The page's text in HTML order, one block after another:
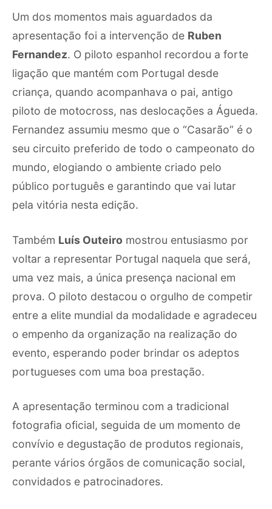
Um dos momentos mais aguardados da
apresentação foi a intervenção de Ruben
Fernandez. O piloto espanhol recordou a forte
ligação que mantém com Portugal desde
criança, quando acompanhava o pai, antigo
piloto de motocross, nas deslocações a Águeda.
Fernandez assumiu mesmo que o “Casarão” é o
seu circuito preferido de todo o campeonato do
mundo, elogiando o ambiente criado pelo
público português e garantindo que vai lutar
pela vitória nesta edição.
Também Luís Outeiro mostrou entusiasmo por
voltar a representar Portugal naquela que será,
uma vez mais, a única presença nacional em
prova. O piloto destacou o orgulho de competir
entre a elite mundial da modalidade e agradeceu
o empenho da organização na realização do
evento, esperando poder brindar os adeptos
portugueses com uma boa prestação.
A apresentação terminou com a tradicional
fotografia oficial, seguida de um momento de
convívio e degustação de produtos regionais,
perante vários órgãos de comunicação social,
convidados e patrocinadores.